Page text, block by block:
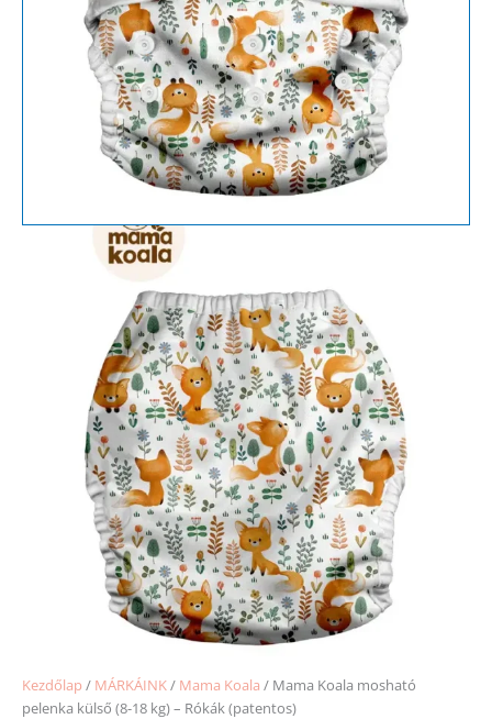
Kezdőlap / MÁRKÁINK/ Mama Koala / Mama Koala mosható
pelenka külső (8-18 kg) – Rókák (patentos)